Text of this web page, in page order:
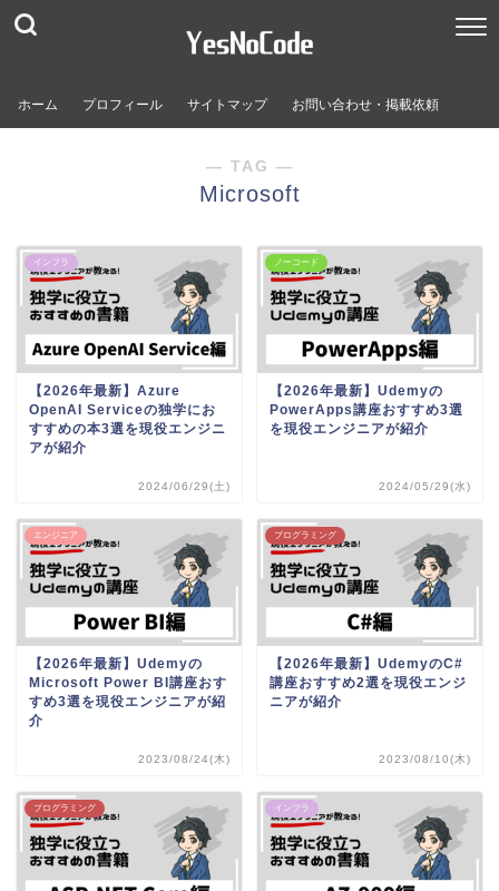
ホーム プロフィール サイトマップ お問い合わせ・掲載依頼
― TAG ―
Microsoft
インフラ
【2026年最新】Azure
OpenAI Serviceの独学にお
すすめの本3選を現役エンジニ
アが紹介
2024/06/29(土)
ノーコード
【2026年最新】Udemyの
PowerApps講座おすすめ3選
を現役エンジニアが紹介
2024/05/29(水)
エンジニア
【2026年最新】Udemyの
Microsoft Power BI講座おす
すめ3選を現役エンジニアが紹
介
2023/08/24(木)
プログラミング
【2026年最新】UdemyのC#
講座おすすめ2選を現役エンジ
ニアが紹介
2023/08/10(木)
プログラミング インフラ